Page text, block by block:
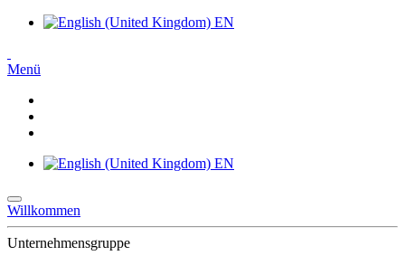
EN
Menü
EN
Willkommen
Unternehmensgruppe